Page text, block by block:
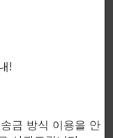
우수하고 항염
⍺) 억제
흡수 문제는 해
!
금 방식 이용을 안